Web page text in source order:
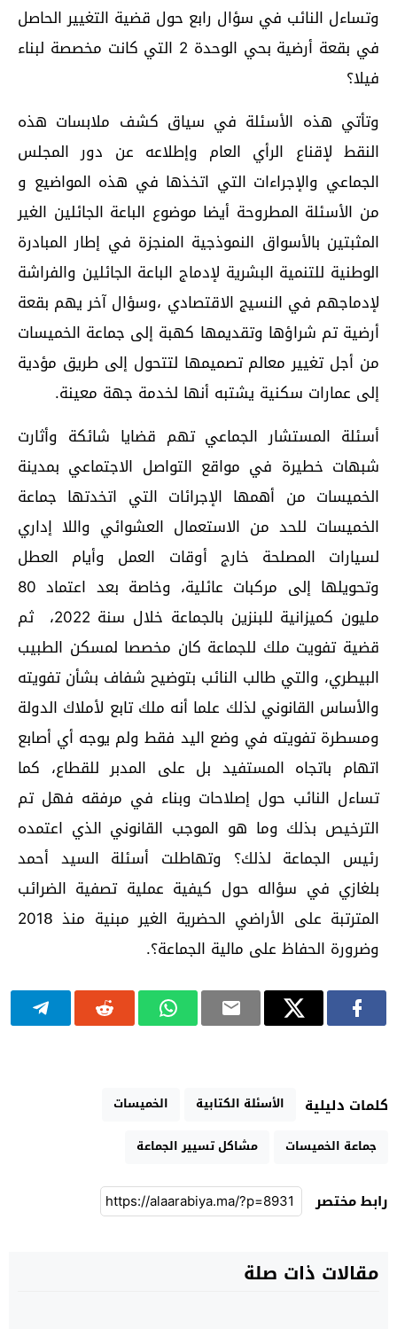
وتساءل النائب في سؤال رابع حول قضية التغيير الحاصل
في بقعة أرضية بحي الوحدة 2 التي كانت مخصصة لبناء
فيلا؟
وتأتي هذه الأسئلة في سياق كشف ملابسات هذه
النقط لإقناع الرأي العام وإطلاعه عن دور المجلس
الجماعي والإجراءات التي اتخذها في هذه المواضيع و
من الأسئلة المطروحة أيضا موضوع الباعة الجائلين الغير
المثبتين بالأسواق النموذجية المنجزة في إطار المبادرة
الوطنية للتنمية البشرية لإدماج الباعة الجائلين والفراشة
لإدماجهم في النسيج الاقتصادي ،وسؤال آخر يهم بقعة
أرضية تم شراؤها وتقديمها كهبة إلى جماعة الخميسات
من أجل تغيير معالم تصميمها لتتحول إلى طريق مؤدية
إلى عمارات سكنية يشتبه أنها لخدمة جهة معينة.
أسئلة المستشار الجماعي تهم قضايا شائكة وأثارت
شبهات خطيرة في مواقع التواصل الاجتماعي بمدينة
الخميسات من أهمها الإجرائات التي اتخدتها جماعة
الخميسات للحد من الاستعمال العشوائي واللا إداري
لسيارات المصلحة خارج أوقات العمل وأيام العطل
وتحويلها إلى مركبات عائلية، وخاصة بعد اعتماد 80
مليون كميزانية للبنزين بالجماعة خلال سنة 2022، ثم
قضية تفويت ملك للجماعة كان مخصصا لمسكن الطبيب
البيطري، والتي طالب النائب بتوضيح شفاف بشأن تفويته
والأساس القانوني لذلك علما أنه ملك تابع لأملاك الدولة
ومسطرة تفويته في وضع اليد فقط ولم يوجه أي أصابع
اتهام باتجاه المستفيد بل على المدبر للقطاع، كما
تساءل النائب حول إصلاحات وبناء في مرفقه فهل تم
الترخيص بذلك وما هو الموجب القانوني الذي اعتمده
رئيس الجماعة لذلك؟ وتهاطلت أسئلة السيد أحمد
بلغازي في سؤاله حول كيفية عملية تصفية الضرائب
المترتبة على الأراضي الحضرية الغير مبنية منذ 2018َ
وضرورة الحفاظ على مالية الجماعة؟.
كلمات دليلية الأسئلة الكتابية
الخميسات
جماعة الخميسات
مشاكل تسيير الجماعة
رابط مختصر
مقالات ذات صلة